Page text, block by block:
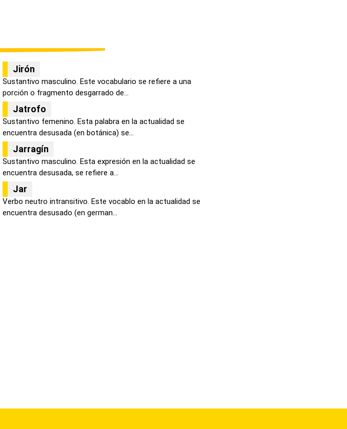
Jirón
Sustantivo masculino. Este vocabulario se refiere a una
porción o fragmento desgarrado de...
Jatrofo
Sustantivo femenino. Esta palabra en la actualidad se
encuentra desusada (en botánica) se...
Jarragín
Sustantivo masculino. Esta expresión en la actualidad se
encuentra desusada, se refiere a...
Jar
Verbo neutro intransitivo. Este vocablo en la actualidad se
encuentra desusado (en german...